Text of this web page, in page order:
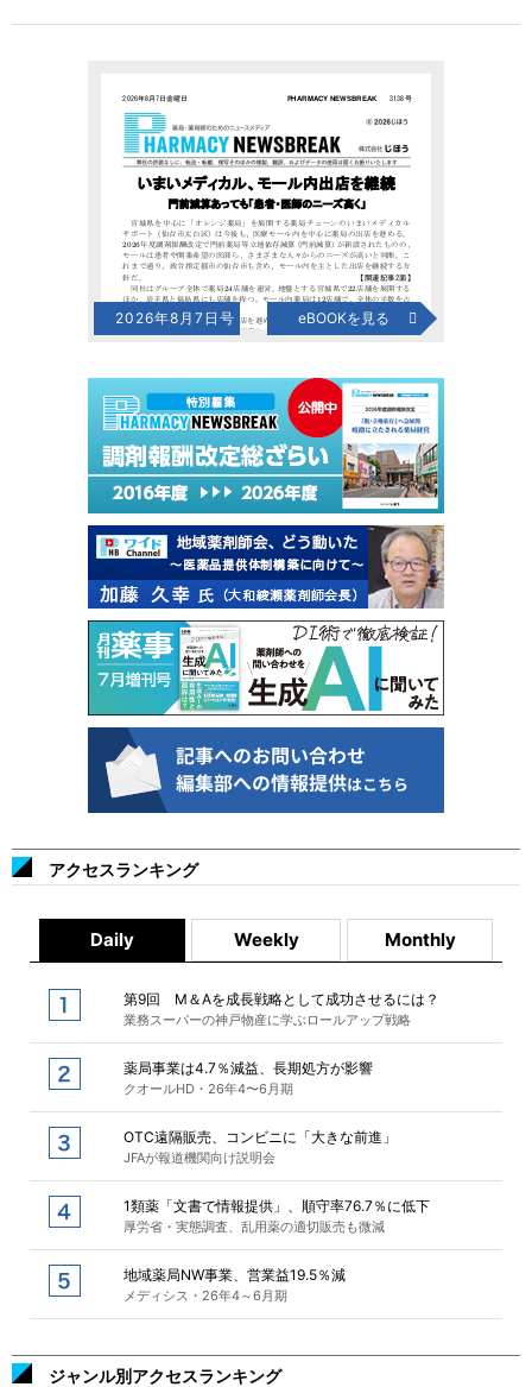
2026年8月7日号 eBOOKを見る
アクセスランキング
Daily Weekly Monthly
第9回 M＆Aを成長戦略として成功させるには？
業務スーパーの神戸物産に学ぶロールアップ戦略
薬局事業は4.7％減益、長期処方が影響
クオールHD・26年4〜6月期
OTC遠隔販売、コンビニに「大きな前進」
JFAが報道機関向け説明会
1類薬「文書で情報提供」、順守率76.7％に低下
厚労省・実態調査、乱用薬の適切販売も微減
地域薬局NW事業、営業益19.5％減
メディシス・26年4～6月期
ジャンル別アクセスランキング